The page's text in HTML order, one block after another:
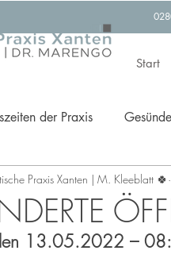
Start
der Praxis
Prävention
Praxis Xanten | M. Kleeblatt 🍀
13.05.2022 –